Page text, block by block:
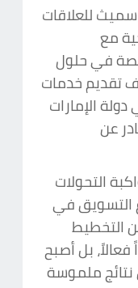
للعلاقات
مع
في حلول
تقديم خدمات
الإمارات
عن
التحولات
التسويق في
التخطيط
فعالاً، بل أصبح
نتائج ملموسة